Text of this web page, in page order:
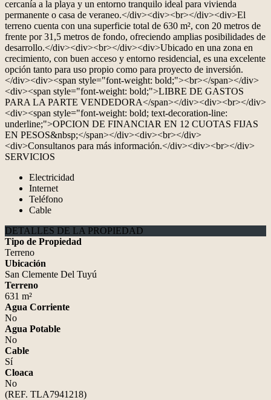
cercanía a la playa y un entorno tranquilo ideal para vivienda
permanente o casa de veraneo.</div><div><br></div><div>El
terreno cuenta con una superficie total de 630 m², con 20 metros de
frente por 31,5 metros de fondo, ofreciendo amplias posibilidades de
desarrollo.</div><div><br></div><div>Ubicado en una zona en
crecimiento, con buen acceso y entorno residencial, es una excelente
opción tanto para uso propio como para proyecto de inversión.
</div><div><span style="font-weight: bold;"><br></span></div>
<div><span style="font-weight: bold;">LIBRE DE GASTOS
PARA LA PARTE VENDEDORA</span></div><div><br></div>
<div><span style="font-weight: bold; text-decoration-line:
underline;">OPCION DE FINANCIAR EN 12 CUOTAS FIJAS
EN PESOS&nbsp;</span></div><div><br></div>
<div>Consultanos para más información.</div><div><br></div>
SERVICIOS
Electricidad
Internet
Teléfono
Cable
DETALLES DE LA PROPIEDAD
Tipo de Propiedad
Terreno
Ubicación
San Clemente Del Tuyú
Terreno
631 m²
Agua Corriente
No
Agua Potable
No
Cable
Sí
Cloaca
No
(REF. TLA7941218)